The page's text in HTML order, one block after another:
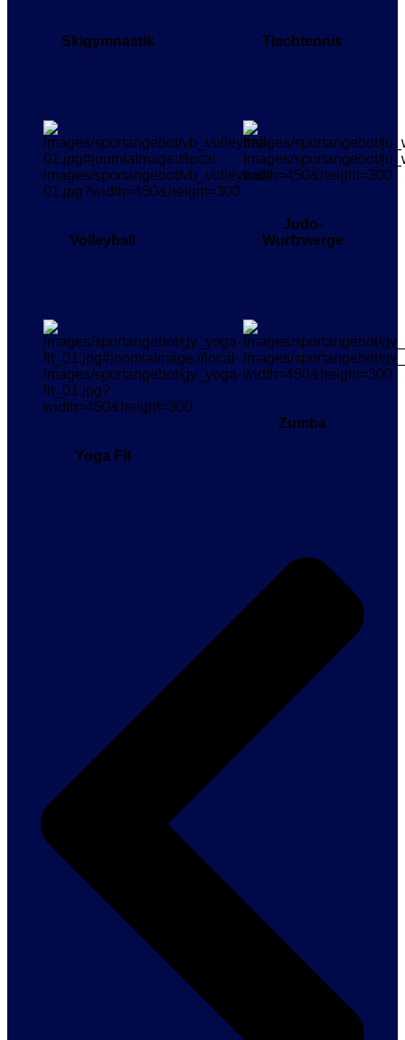
Skigymnastik Tischtennis
Volleyball
Judo-
Wurfzwerge
Yoga Fit
Zumba